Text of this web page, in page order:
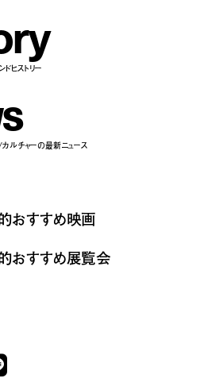
ry
ドヒストリー
s
カルチャーの最新ニュース
おすすめ映画
おすすめ展覧会